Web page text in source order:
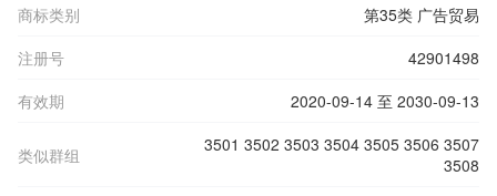
商标类别
第35类 广告贸易
注册号
42901498
有效期
2020-09-14 至 2030-09-13
类似群组
3501 3502 3503 3504 3505 3506 3507
3508